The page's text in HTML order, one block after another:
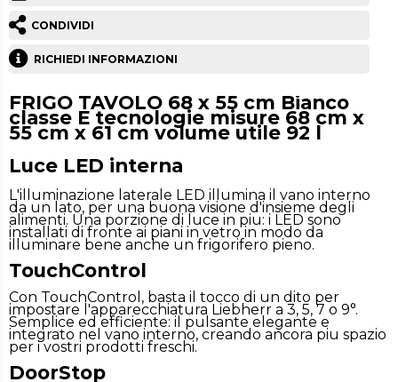
CONDIVIDI
RICHIEDI INFORMAZIONI
FRIGO TAVOLO 68 x 55 cm Bianco
classe E tecnologie misure 68 cm x
55 cm x 61 cm volume utile 92 l
Luce LED interna
L'illuminazione laterale LED illumina il vano interno
da un lato, per una buona visione d'insieme degli
alimenti. Una porzione di luce in piu: i LED sono
installati di fronte ai piani in vetro in modo da
illuminare bene anche un frigorifero pieno.
TouchControl
Con TouchControl, basta il tocco di un dito per
impostare l'apparecchiatura Liebherr a 3, 5, 7 o 9°.
Semplice ed efficiente: il pulsante elegante e
integrato nel vano interno, creando ancora piu spazio
per i vostri prodotti freschi.
DoorStop